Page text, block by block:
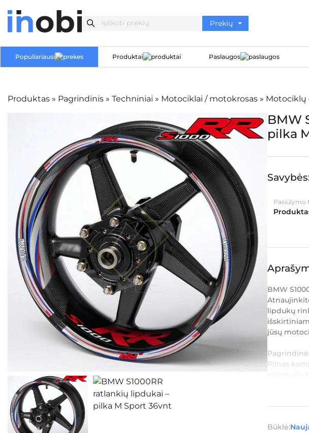
Populiariausi Produktai Paslaugos
Produktas » Pagrindinis » Techniniai » Motociklai / motokrosas » Motociklų
BMW
pilka
Pasiūlymo
BMW
lipdukų
jūsų
Pilnas
vidinių
Būklė: